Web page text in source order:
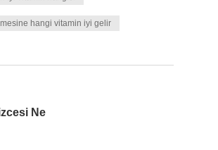
hangi vitamin iyi gelir
Ne